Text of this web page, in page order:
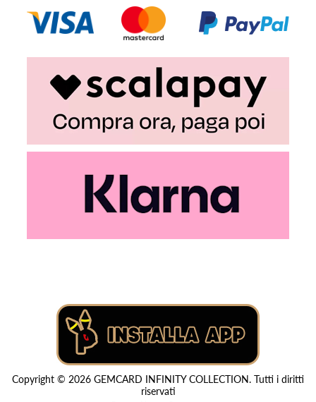
Copyright © 2026 GEMCARD INFINITY COLLECTION. Tutti i diritti
riservati